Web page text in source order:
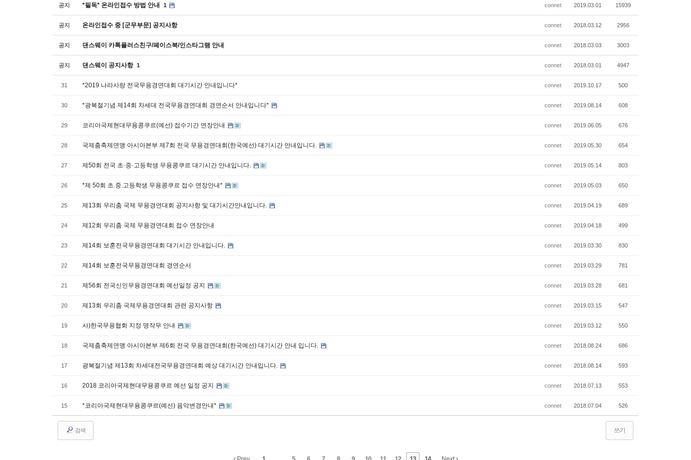
공지 *필독* 온라인접수 방법 안내 1 connet 2019.03.01 15939
공지 온라인접수 중 [군무부문] 공지사항 connet 2018.03.12 2956
공지 댄스웨이 카톡플러스친구/페이스북/인스타그램 안내 connet 2018.03.03 3003
공지 댄스웨이 공지사항 1 connet 2018.03.01 4947
31 *2019 나라사랑 전국무용경연대회 대기시간 안내입니다* connet 2019.10.17 500
30 *광복절기념 제14회 차세대 전국무용경연대회 경연순서 안내입니다* connet 2019.08.14 608
29 코리아국제현대무용콩쿠르(예선) 접수기간 연장안내 connet 2019.06.05 676
28 국제춤축제연맹 아시아본부 제7회 전국 무용경연대회(한국예선) 대기시간 안내입니다. connet 2019.05.30 654
27 제50회 전국 초·중·고등학생 무용콩쿠르 대기시간 안내입니다. connet 2019.05.14 803
26 *제 50회 초.중.고등학생 무용콩쿠르 접수 연장안내* connet 2019.05.03 650
25 제13회 우리춤 국제 무용경연대회 공지사항 및 대기시간안내입니다. connet 2019.04.19 689
24 제12회 우리춤 국제 무용경연대회 접수 연장안내 connet 2019.04.18 499
23 제14회 보훈전국무용경연대회 대기시간 안내입니다. connet 2019.03.30 830
22 제14회 보훈전국무용경연대회 경연순서 connet 2019.03.29 781
21 제56회 전국신인무용경연대회 예선일정 공지 connet 2019.03.28 681
20 제13회 우리춤 국제무용경연대회 관련 공지사항 connet 2019.03.15 547
19 사)한국무용협회 지정 명작무 안내 connet 2019.03.12 550
18 국제춤축제연맹 아시아본부 제6회 전국 무용경연대회(한국예선) 대기시간 안내 입니다. connet 2018.08.24 686
17 광복절기념 제13회 차세대전국무용경연대회 예상 대기시간 안내입니다. connet 2018.08.14 593
16 2018 코리아국제현대무용콩쿠르 예선 일정 공지 connet 2018.07.13 553
15 *코리아국제현대무용콩쿠르(예선) 음악변경안내* connet 2018.07.04 526
검색 쓰기